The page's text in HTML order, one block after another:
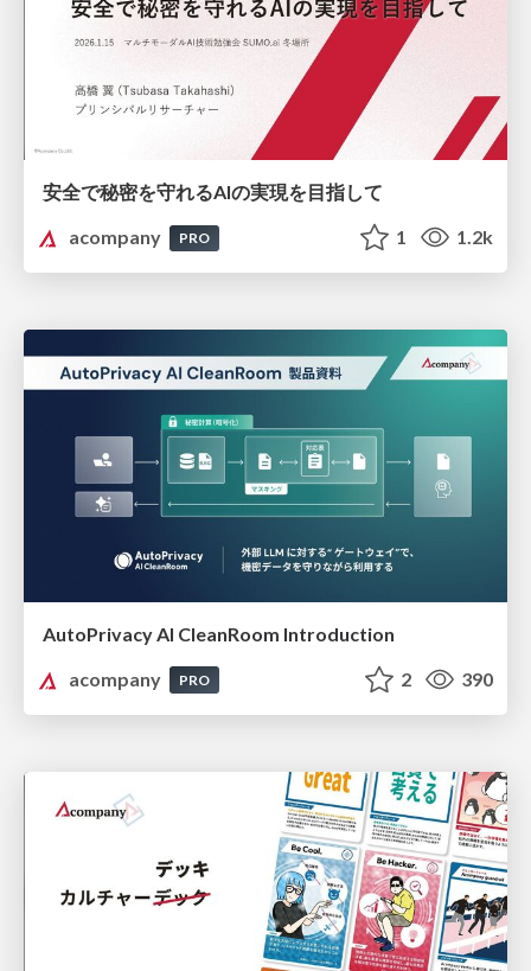
安全で秘密を守れるAIの実現を目指して
acompany
PRO 1 1.2k
AutoPrivacy AI CleanRoom Introduction
acompany
PRO 2 390